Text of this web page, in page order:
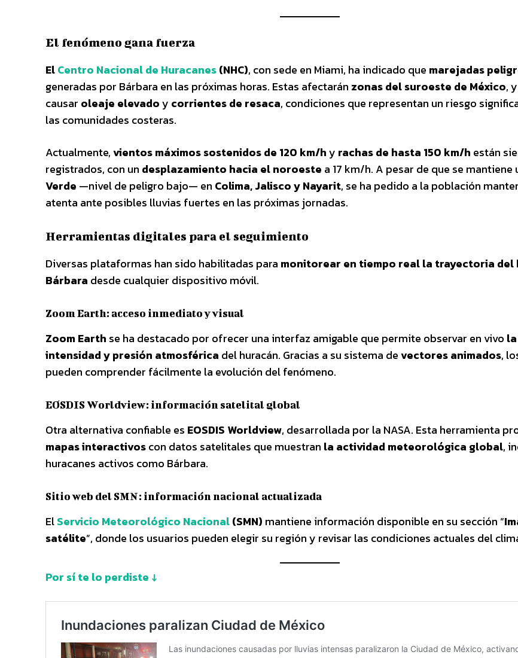
El fenómeno gana fuerza
ElCentro Nacional de Huracanes(NHC), con sede en Miami, ha indicado que marejadas
generadas por Bárbara en las próximas horas. Estas afectarán zonas del suroeste de México,
causar oleaje elevadoy corrientes de resaca, condiciones que representan un riesgo
las comunidades costeras.
Actualmente,vientos máximos sostenidos de 120 km/hy rachas de hasta 150 km/h están
registrados, con un desplazamiento hacia el noroeste a 17 km/h. A pesar de que se mantiene
Verde —nivel de peligro bajo— en Colima, Jalisco y Nayarit, se ha pedido a la población
atenta ante posibles lluvias fuertes en las próximas jornadas.
Herramientas digitales para el seguimiento
Diversas plataformas han sido habilitadas para monitorear en tiempo real la trayectoria del
Bárbara desde cualquier dispositivo móvil.
Zoom Earth: acceso inmediato y visual
Zoom Earth se ha destacado por ofrecer una interfaz amigable que permite observar en vivo
intensidad y presión atmosférica del huracán. Gracias a su sistema devectores animados,
pueden comprender fácilmente la evolución del fenómeno.
EOSDIS Worldview: información satelital global
Otra alternativa confiable es EOSDIS Worldview, desarrollada por la NASA. Esta herramienta
mapas interactivoscon datos satelitales que muestran la actividad meteorológica global,
huracanes activos como Bárbara.
Sitio web del SMN: información nacional actualizada
ElServicio Meteorológico Nacional(SMN) mantiene información disponible en su sección “
satélite”, donde los usuarios pueden elegir su región y revisar las condiciones actuales del
Por sí te lo perdiste ↓